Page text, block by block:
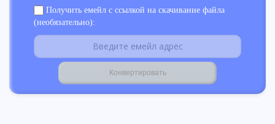
Получить емейл с ссылкой на скачивание файла
(необязательно):